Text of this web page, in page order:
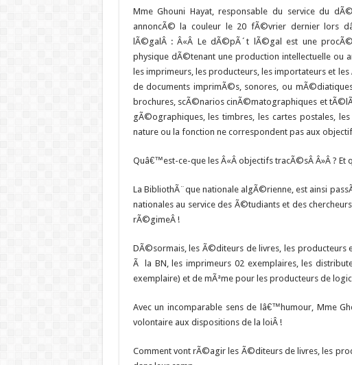
Mme Ghouni Hayat, responsable du service du
annoncÃ© la couleur le 20 fÃ©vrier dernier lors
lÃ©galÂ : Â«Â Le dÃ©pÃ´t lÃ©gal est une
physique dÃ©tenant une production intellectuelle ou
les imprimeurs, les producteurs, les importateurs et
de documents imprimÃ©s, sonores, ou
brochures, scÃ©narios cinÃ©matographiques et
gÃ©ographiques, les timbres, les cartes postales,
nature ou la fonction ne correspondent pas aux
Quâ€™est-ce-que les Â«Â objectifs tracÃ©sÂ Â»Â ? Et
La BibliothÃ¨que nationale algÃ©rienne, est ainsi
nationales au service des Ã©tudiants et des
rÃ©gimeÂ !
DÃ©sormais, les Ã©diteurs de livres, les
Ã la BN, les imprimeurs 02 exemplaires, les
exemplaire) et de mÃªme pour les producteurs de
Avec un incomparable sens de lâ€™humour, Mme
volontaire aux dispositions de la loiÂ !
Comment vont rÃ©agir les Ã©diteurs de livres, les